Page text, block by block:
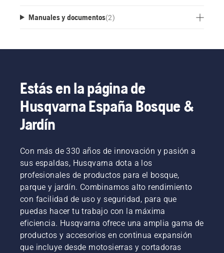
Manuales y documentos(2)
Estás en la página de
Husqvarna España Bosque &
Jardín
Con más de 330 años de innovación y pasión a
sus espaldas, Husqvarna dota a los
profesionales de productos para el bosque,
parque y jardín. Combinamos alto rendimiento
con facilidad de uso y seguridad, para que
puedas hacer tu trabajo con la máxima
eficiencia. Husqvarna ofrece una amplia gama de
productos y accesorios en continua expansión
que incluye desde motosierras y cortadoras